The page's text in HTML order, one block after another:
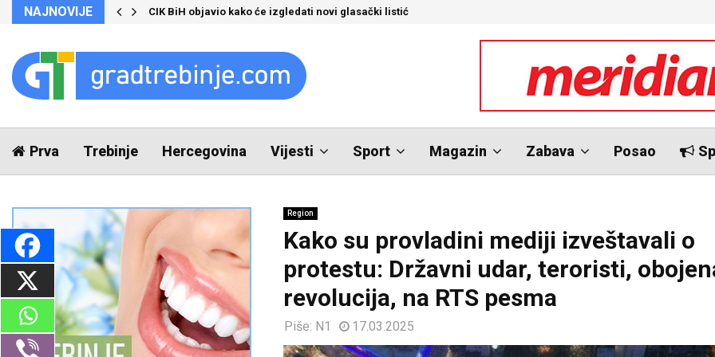
NAJNOVIJE CIK BiH objavio kako će izgledati novi glasački listić
Prva Trebinje Hercegovina Vijesti Sport Magazin Zabava Posao
Region
Kako su provladini mediji izveštavali o
protestu: Državni udar, teroristi,
revolucija, na RTS pesma
Piše: N1 17.03.2025